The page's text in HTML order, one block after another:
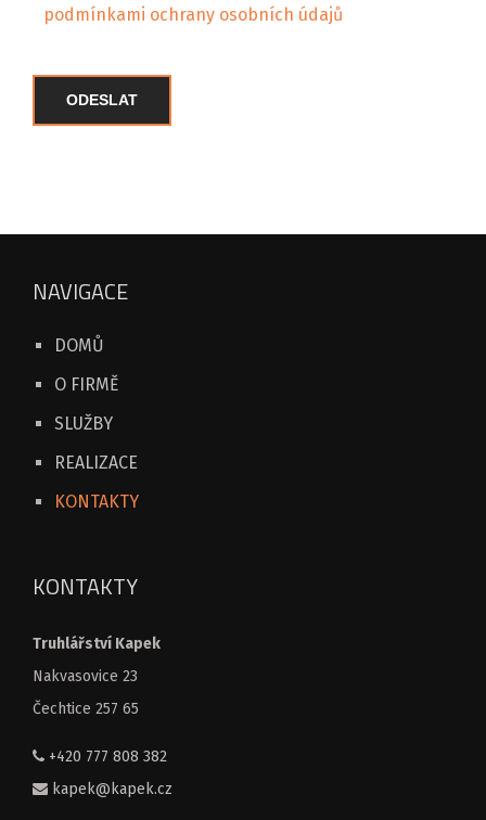
podmínkami ochrany osobních údajů
NAVIGACE
DOMŮ
O FIRMĚ
SLUŽBY
REALIZACE
KONTAKTY
KONTAKTY
Truhlářství Kapek
Nakvasovice 23
Čechtice 257 65
+420 777 808 382
kapek@kapek.cz